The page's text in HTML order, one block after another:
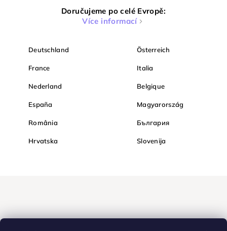
Doručujeme po celé Evropě:
Více informací
Deutschland Österreich
France Italia
Nederland Belgique
España Magyarország
România България
Hrvatska Slovenija